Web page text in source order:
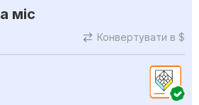
міс
Конвертувати в $